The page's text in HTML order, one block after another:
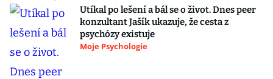
Utíkal po lešení a bál se o život. Dnes peer
konzultant Jašík ukazuje, že cesta z
psychózy existuje
Moje Psychologie